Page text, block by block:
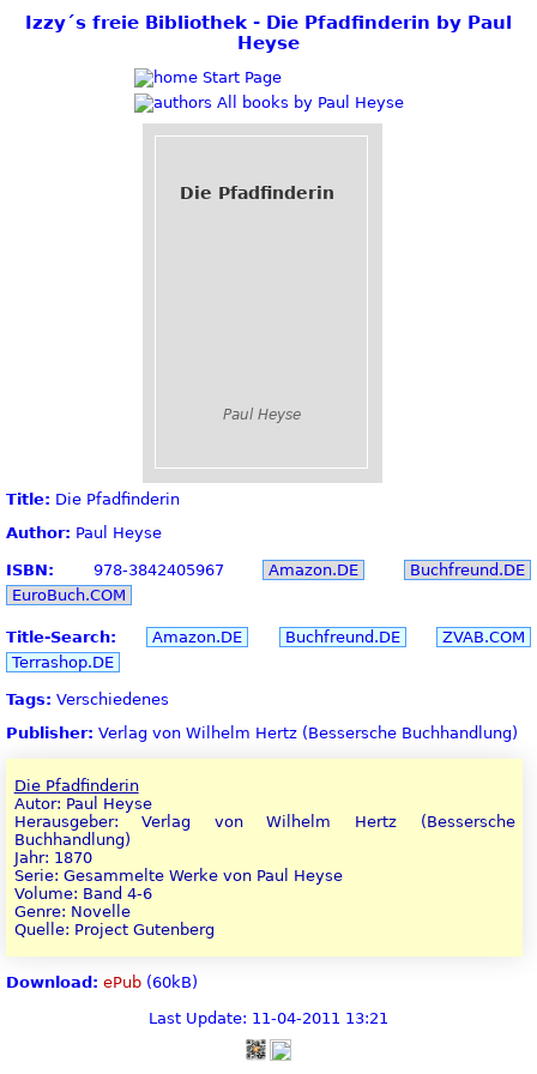
Izzy´s freie Bibliothek - Die Pfadfinderin by Paul
Heyse
Start Page
All books by Paul Heyse
Die Pfadfinderin
Paul Heyse
Title: Die Pfadfinderin
Author: Paul Heyse
ISBN: 978-3842405967 Amazon.DE
Buchfreund.DE
EuroBuch.COM
Title-Search: Amazon.DE Buchfreund.DE
ZVAB.COM
Terrashop.DE
Tags: Verschiedenes
Publisher: Verlag von Wilhelm Hertz (Bessersche Buchhandlung)
Die Pfadfinderin
Autor: Paul Heyse
Herausgeber: Verlag von Wilhelm Hertz (Bessersche
Buchhandlung)
Jahr: 1870
Serie: Gesammelte Werke von Paul Heyse
Volume: Band 4-6
Genre: Novelle
Quelle: Project Gutenberg
Download: ePub (60kB)
Last Update: 11-04-2011 13:21